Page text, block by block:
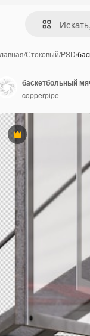
/Стоковый/PSD/
Премиум
баскетбольный
copperpipe